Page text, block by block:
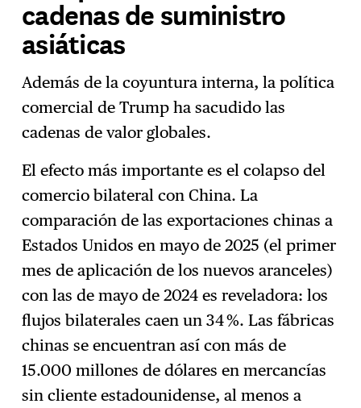
cadenas de suministro
asiáticas
Además de la coyuntura interna, la política
comercial de Trump ha sacudido las
cadenas de valor globales.
El efecto más importante es el colapso del
comercio bilateral con China. La
comparación de las exportaciones chinas a
Estados Unidos en mayo de 2025 (el primer
mes de aplicación de los nuevos aranceles)
con las de mayo de 2024 es reveladora: los
flujos bilaterales caen un 34 %. Las fábricas
chinas se encuentran así con más de
15.000 millones de dólares en mercancías
sin cliente estadounidense, al menos a